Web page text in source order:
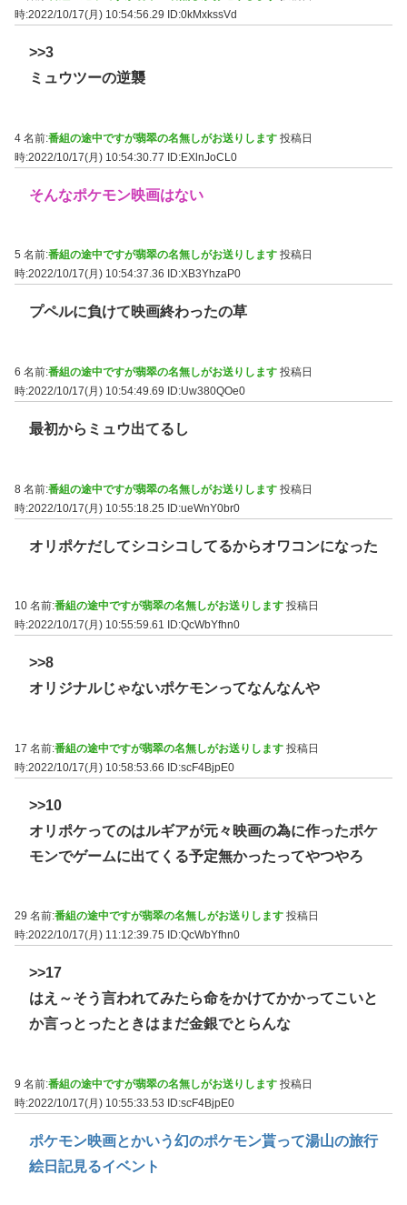
時:2022/10/17(月) 10:54:56.29
ID:0kMxkssVd
>>3
ミュウツーの逆襲
4 名前:番組の途中ですが翡翠の名無しがお送りします 投稿日
時:2022/10/17(月) 10:54:30.77 ID:EXlnJoCL0
そんなポケモン映画はない
5 名前:番組の途中ですが翡翠の名無しがお送りします 投稿日
時:2022/10/17(月) 10:54:37.36
ID:XB3YhzaP0
プペルに負けて映画終わったの草
6 名前:番組の途中ですが翡翠の名無しがお送りします 投稿日
時:2022/10/17(月) 10:54:49.69
ID:Uw380QOe0
最初からミュウ出てるし
8 名前:番組の途中ですが翡翠の名無しがお送りします 投稿日
時:2022/10/17(月) 10:55:18.25 ID:ueWnY0br0
オリポケだしてシコシコしてるからオワコンになった
10 名前:番組の途中ですが翡翠の名無しがお送りします 投稿日
時:2022/10/17(月) 10:55:59.61
ID:QcWbYfhn0
>>8
オリジナルじゃないポケモンってなんなんや
17 名前:番組の途中ですが翡翠の名無しがお送りします 投稿日
時:2022/10/17(月) 10:58:53.66 ID:scF4BjpE0
>>10
オリポケってのはルギアが元々映画の為に作ったポケ
モンでゲームに出てくる予定無かったってやつやろ
29 名前:番組の途中ですが翡翠の名無しがお送りします 投稿日
時:2022/10/17(月) 11:12:39.75
ID:QcWbYfhn0
>>17
はえ～そう言われてみたら命をかけてかかってこいと
か言っとったときはまだ金銀でとらんな
9 名前:番組の途中ですが翡翠の名無しがお送りします 投稿日
時:2022/10/17(月) 10:55:33.53
ID:scF4BjpE0
ポケモン映画とかいう幻のポケモン貰って湯山の旅行
絵日記見るイベント